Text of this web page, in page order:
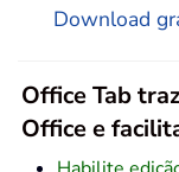
Download
Office Tab
Office e